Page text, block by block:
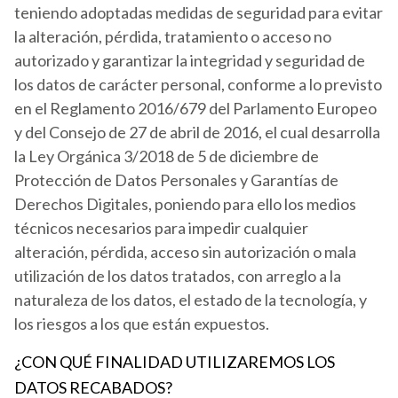
teniendo adoptadas medidas de seguridad para evitar
la alteración, pérdida, tratamiento o acceso no
autorizado y garantizar la integridad y seguridad de
los datos de carácter personal, conforme a lo previsto
en el Reglamento 2016/679 del Parlamento Europeo
y del Consejo de 27 de abril de 2016, el cual desarrolla
la Ley Orgánica 3/2018 de 5 de diciembre de
Protección de Datos Personales y Garantías de
Derechos Digitales, poniendo para ello los medios
técnicos necesarios para impedir cualquier
alteración, pérdida, acceso sin autorización o mala
utilización de los datos tratados, con arreglo a la
naturaleza de los datos, el estado de la tecnología, y
los riesgos a los que están expuestos.
¿CON QUÉ FINALIDAD UTILIZAREMOS LOS
DATOS RECABADOS?